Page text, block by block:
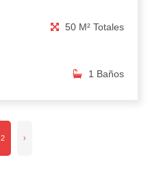
50 M² Totales
1 Baños
2 ›